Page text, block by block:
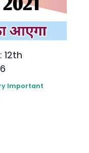
lmportant